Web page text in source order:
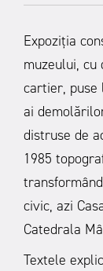
Expoziția
muzeului,
cartier, puse
ai
distruse de
1985
civic, azi
Catedrala
Textele